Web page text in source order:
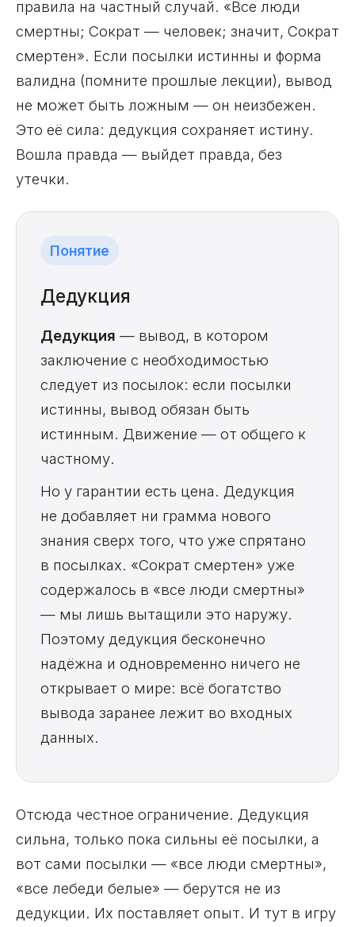
правила на частный случай. «Все люди
смертны; Сократ — человек; значит, Сократ
смертен». Если посылки истинны и форма
валидна (помните прошлые лекции), вывод
не может быть ложным — он неизбежен.
Это её сила: дедукция сохраняет истину.
Вошла правда — выйдет правда, без
утечки.
Понятие
Дедукция
Дедукция — вывод, в котором
заключение с необходимостью
следует из посылок: если посылки
истинны, вывод обязан быть
истинным. Движение — от общего к
частному.
Но у гарантии есть цена. Дедукция
не добавляет ни грамма нового
знания сверх того, что уже спрятано
в посылках. «Сократ смертен» уже
содержалось в «все люди смертны»
— мы лишь вытащили это наружу.
Поэтому дедукция бесконечно
надёжна и одновременно ничего не
открывает о мире: всё богатство
вывода заранее лежит во входных
данных.
Отсюда честное ограничение. Дедукция
сильна, только пока сильны её посылки, а
вот сами посылки — «все люди смертны»,
«все лебеди белые» — берутся не из
дедукции. Их поставляет опыт. И тут в игру